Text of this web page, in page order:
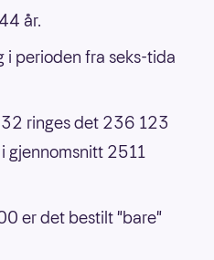
år.
i perioden fra seks-tida
ringes det 236 123
gjennomsnitt 2511
er det bestilt "bare"